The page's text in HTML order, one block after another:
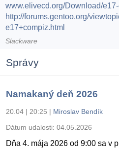
www.elivecd.org/Download/
http://forums.gentoo.org/
e17+compiz.html
Slackware
Správy
Namakaný deň 2026
20.04 | 20:25 | Miroslav Bendík
Dátum udalosti: 04.05.2026
Dňa 4. mája 2026 od 9:00 sa v